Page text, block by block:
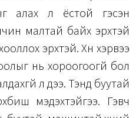
алах л ёстой гэсэн
малтай байх эрхтэй
эрхтэй. Хүн хэрвээ
нь хороогоогүй бол
л дээ. Тэнд буутай
мэдэхтэйгээ. Гэвч